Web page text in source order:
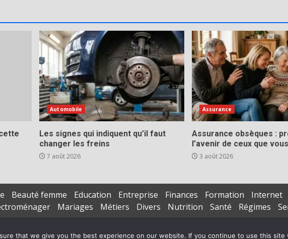
Automobile
Les signes qui indiquent qu’il faut
changer les freins
7 août 2026
Assurance
Assurance obsèques :
l’avenir de ceux que
3 août 2026
Beauté femme Education Entreprise Finances Formation Internet
Mariages Métiers Divers Nutrition Santé Régimes
that we give you the best experience on our website. If you continue to use this